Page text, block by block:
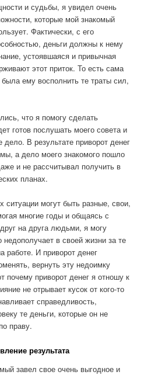
и судьбы, я увидел очень
которые мой знакомый
Фактически, с его
деньги должны к нему
устоявшаяся и привычная
этот приток. То есть сама
ему восполнить те траты сил,
что я помогу сделать
готов послушать моего совета и
дело. В результате приворот денег
а дело моего знакомого пошло
и не рассчитывал получить в
планах.
ситуации могут быть разные, свои,
многие годы и общаясь с
на друга людьми, я могу
недополучает в своей жизни за те
работе. И приворот денег
вернуть эту недоимку
почему приворот денег я отношу к
не отрывает кусок от кого-то
справедливость,
те деньги, которые он не
праву.
результата
завел свое очень выгодное и